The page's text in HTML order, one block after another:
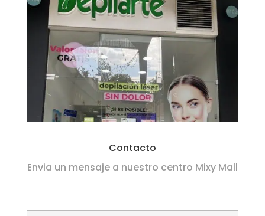
Contacto
Envia un mensaje a nuestro centro Mixy Mall